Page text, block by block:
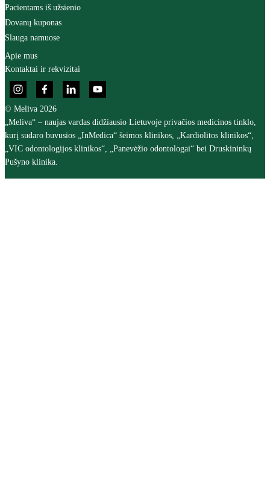
Pacientams iš užsienio
Dovanų kuponas
Slauga namuose
Apie mus
Kontaktai ir rekvizitai
© Meliva 2026
„Meliva“ – naujas vardas didžiausio Lietuvoje privačios medicinos tinklo,
kurį sudaro buvusios „InMedica“ šeimos klinikos, „Kardiolitos klinikos“,
„VIC odontologijos klinikos“, „Panevėžio odontologai“ bei Druskininkų
Pušyno klinika.